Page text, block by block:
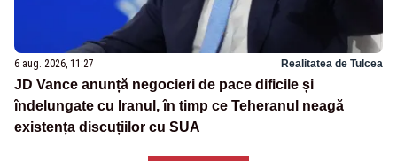
6 aug. 2026, 11:27 Realitatea de Tulcea
JD Vance anunță negocieri de pace dificile și
îndelungate cu Iranul, în timp ce Teheranul neagă
existența discuțiilor cu SUA